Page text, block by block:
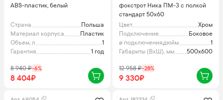
ABS-пластик, белый
Страна
Польша
Материал корпуса
Пластик
Объем, л
1
Гарантия
1 год
8 940₽-6%
8 404₽
фокстрот Ника ПМ-3 с полкой
стандарт 50х60
Цвет
Хром
Подключение
Боковое
ø подключения,дюйм
1
Габариты (ВхШ), мм
500x600
12 958₽-28%
9 330₽